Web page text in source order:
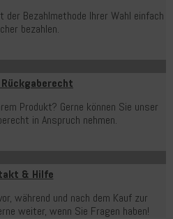
der Bezahlmethode Ihrer Wahl einfach
bezahlen.
Produkt? Gerne können Sie unser
in Anspruch nehmen.
& Hilfe
während und nach dem Kauf zur
weiter, wenn Sie Fragen haben!